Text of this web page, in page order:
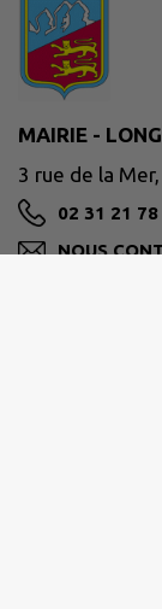
MAIRIE -
3 rue de la
02 31 21 78
NOUS